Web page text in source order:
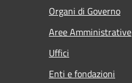
Organi di Governo
Aree Amministrative
Uffici
Enti e fondazioni